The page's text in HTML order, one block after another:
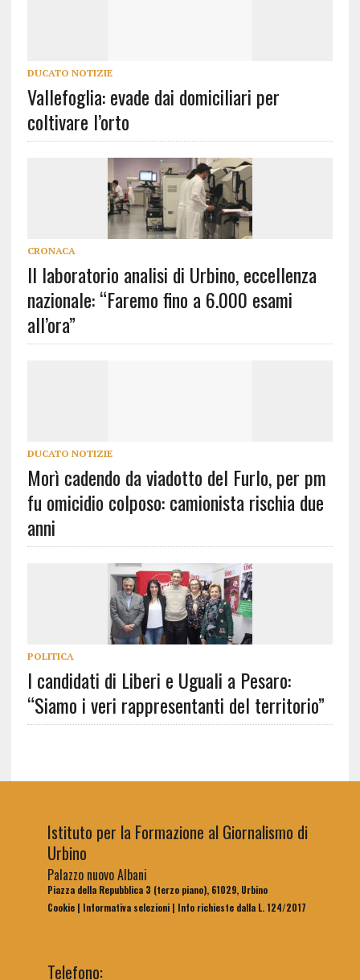
DUCATO NOTIZIE
Vallefoglia: evade dai domiciliari per
coltivare l’orto
CRONACA
Il laboratorio analisi di Urbino, eccellenza
nazionale: “Faremo fino a 6.000 esami
all’ora”
DUCATO NOTIZIE
Morì cadendo da viadotto del Furlo, per pm
fu omicidio colposo: camionista rischia due
anni
POLITICA
I candidati di Liberi e Uguali a Pesaro:
“Siamo i veri rappresentanti del territorio”
Istituto per la Formazione al Giornalismo di
Urbino
Palazzo nuovo Albani
Piazza della Repubblica 3 (terzo piano), 61029, Urbino
Cookie| Informativa selezioni| Info richieste dalla L. 124/2017
Telefono: